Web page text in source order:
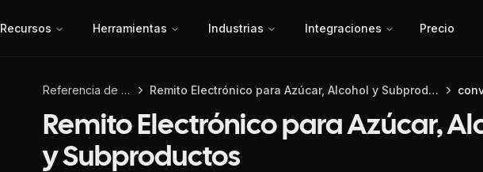
Recursos Herramientas Industrias Integraciones Precio
Referencia de API Remito Electrónico para Azúcar, Alcohol y Subproductos
Remito Electrónico para Azúcar,
y Subproductos